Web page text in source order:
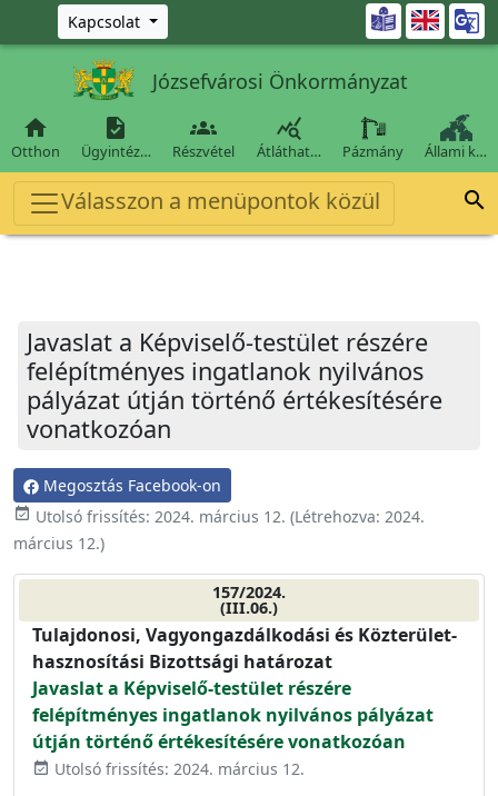
Ugrás a fő tartalomra
Kapcsolat 
Józsefvárosi Önkormányzat

Otthon

Ügyintéz…

Részvétel

Átláthat… Pázmány Állami k…
Válasszon a menüpontok közül 
Javaslat a Képviselő-testület részére
felépítményes ingatlanok nyilvános
pályázat útján történő értékesítésére
vonatkozóan
Megosztás Facebook-on
event_available Utolsó frissítés: 2024. március 12. (Létrehozva: 2024.
március 12.)
157/2024.
(III.06.)
Tulajdonosi, Vagyongazdálkodási és Közterület-
hasznosítási Bizottsági határozat
Javaslat a Képviselő-testület részére
felépítményes ingatlanok nyilvános pályázat
útján történő értékesítésére vonatkozóan
event_available Utolsó frissítés: 2024. március 12.